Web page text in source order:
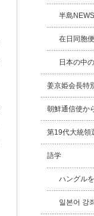
半島NEWS
在日同胞
日本の中
姜京姫会長特
朝鮮通信使か
第19代大統領
語学
ハングル
일본어 강